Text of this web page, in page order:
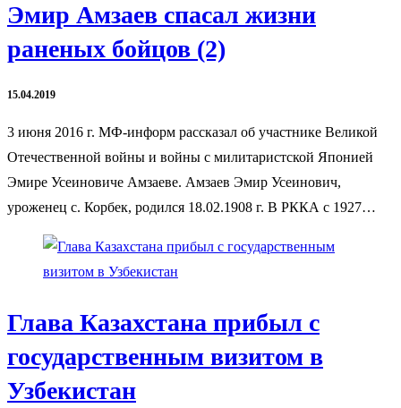
Эмир Амзаев спасал жизни
раненых бойцов (2)
15.04.2019
3 июня 2016 г. МФ-информ рассказал об участнике Великой
Отечественной войны и войны с милитаристской Японией
Эмире Усеиновиче Амзаеве. Амзаев Эмир Усеинович,
уроженец с. Корбек, родился 18.02.1908 г. В РККА с 1927…
Глава Казахстана прибыл с
государственным визитом в
Узбекистан